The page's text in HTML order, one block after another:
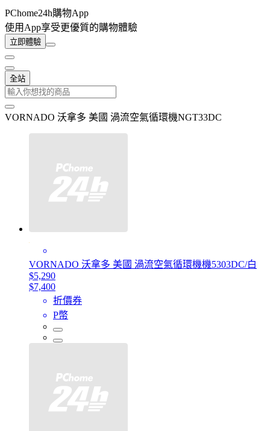
PChome24h購物App
使用App享受更優質的購物體驗
立即體驗
全站
VORNADO 沃拿多 美國 渦流空氣循環機NGT33DC
VORNADO 沃拿多 美國 渦流空氣循環機機5303DC/白
$5,290
$7,400
折價券
P幣